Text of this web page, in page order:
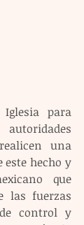
para
una
este hecho y
que
las fuerzas
control y